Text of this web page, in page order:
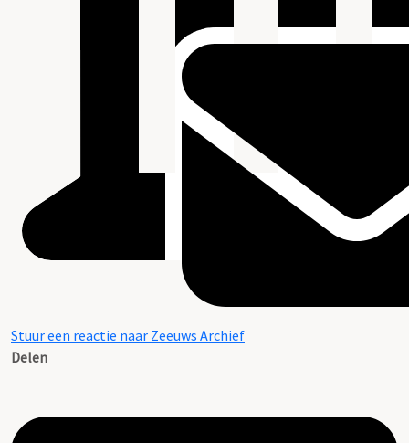
Stuur een reactie naar Zeeuws Archief
Delen